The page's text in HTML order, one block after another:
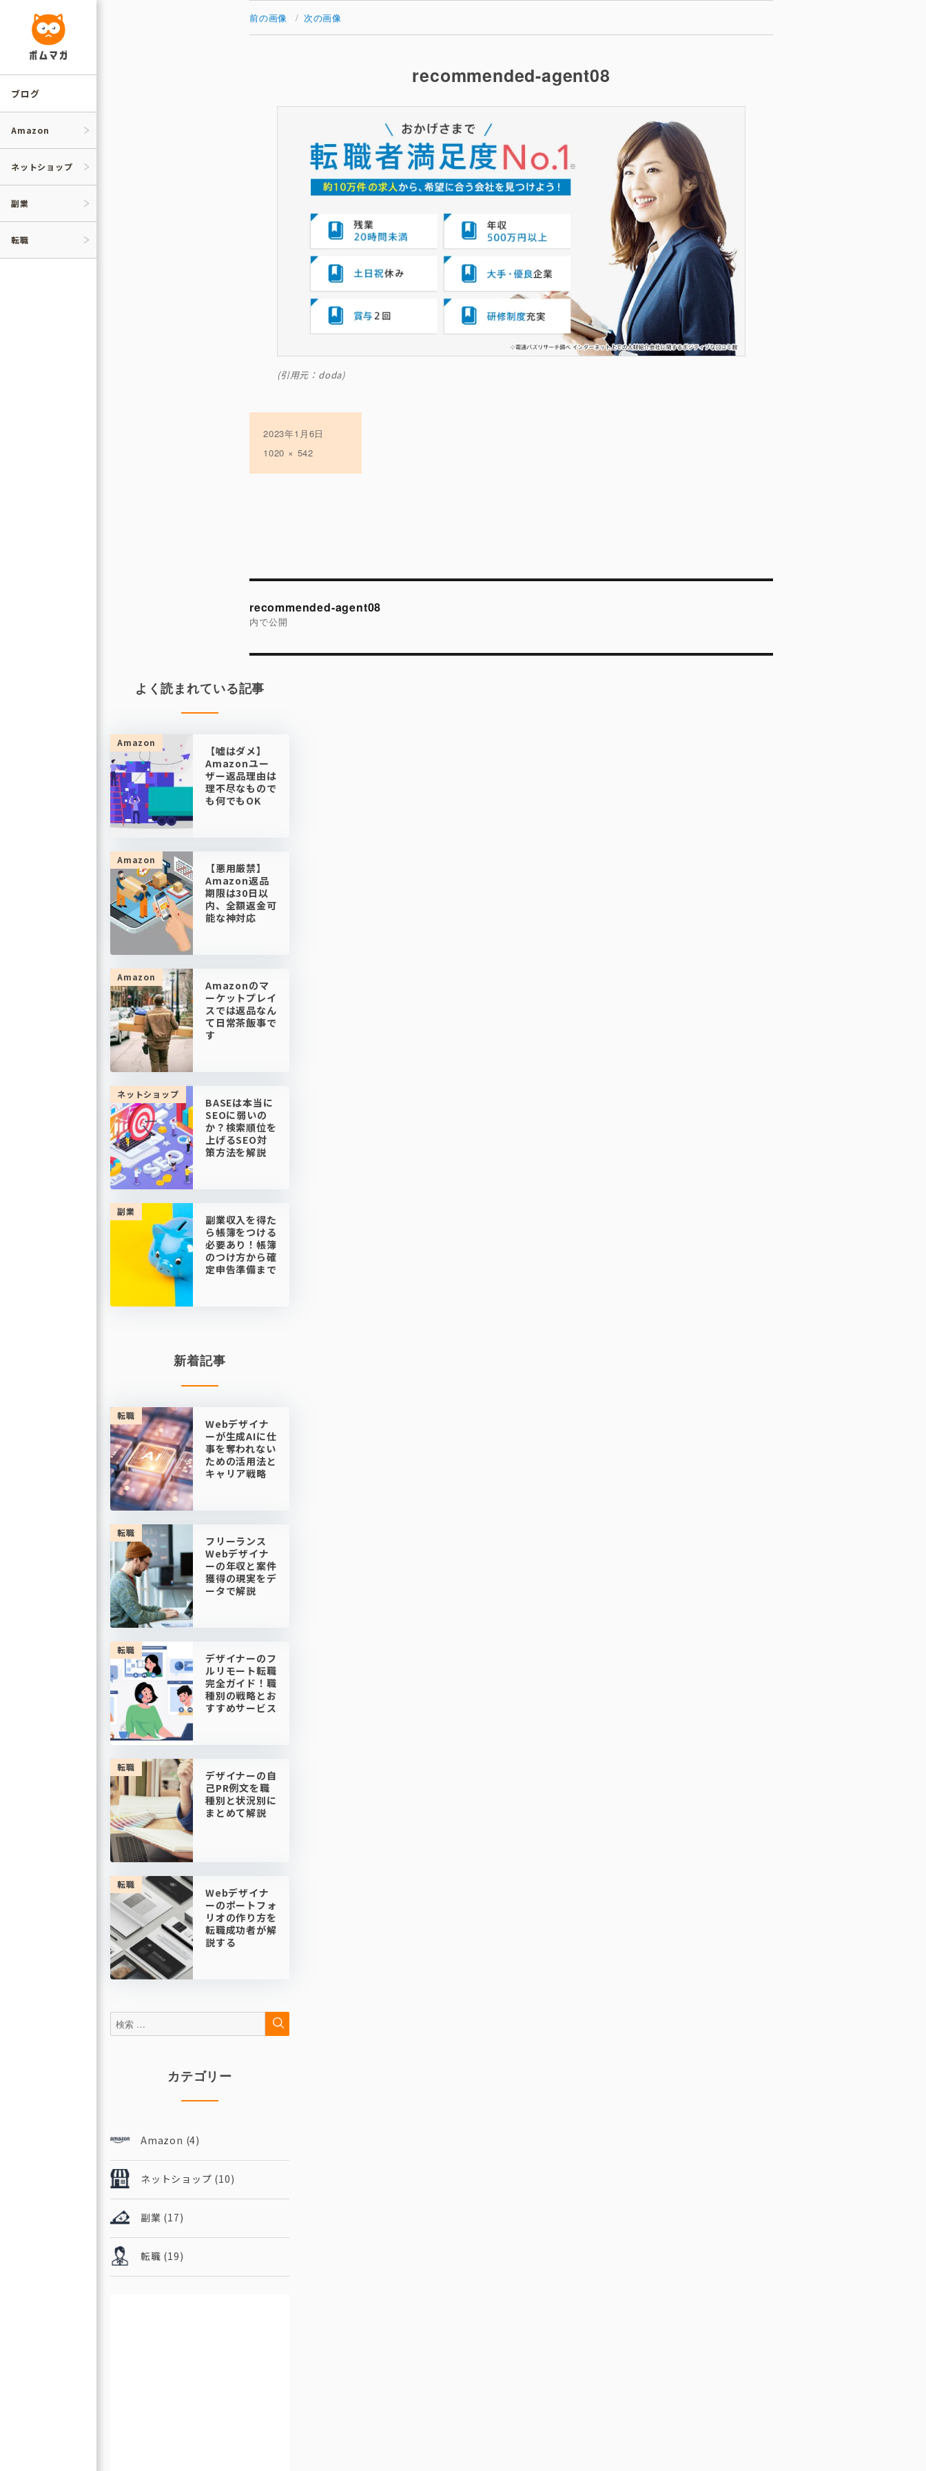
ス
ブログ
Amazon
ネットショップ
副業
転職
前の画像 次の画像
recommended-agent08
(引用元：doda)
投
稿
2023年1月6日
フ
1020 × 542
稿
ナ
ゲ
シ
recommended-agent08
内で公開
よく読まれている記事
Amazon
【嘘はダメ】
Amazonユー
ザー返品理由は
理不尽なもので
も何でもOK
Amazon
【悪用厳禁】
Amazon返品
期限は30日以
内、全額返金可
能な神対応
Amazon
Amazonのマ
ーケットプレイ
スでは返品なん
て日常茶飯事で
す
ネットショップ
BASEは本当に
SEOに弱いの
か？検索順位を
上げるSEO対
策方法を解説
副業
副業収入を得た
ら帳簿をつける
必要あり！帳簿
のつけ方から確
定申告準備まで
新着記事
転職
Webデザイナ
ーが生成AIに仕
事を奪われない
ための活用法と
キャリア戦略
転職
フリーランス
Webデザイナ
ーの年収と案件
獲得の現実をデ
ータで解説
転職
デザイナーのフ
ルリモート転職
完全ガイド！職
種別の戦略とお
すすめサービス
転職
デザイナーの自
己PR例文を職
種別と状況別に
まとめて解説
転職
Webデザイナ
ーのポートフォ
リオの作り方を
転職成功者が解
説する
検
索:
検
カテゴリー
Amazon (4)
ネットショップ (10)
副業 (17)
転職 (19)